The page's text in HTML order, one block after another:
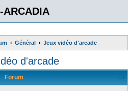
ARCADIA
Général Jeux vidéo d'arcade
d'arcade
Forum